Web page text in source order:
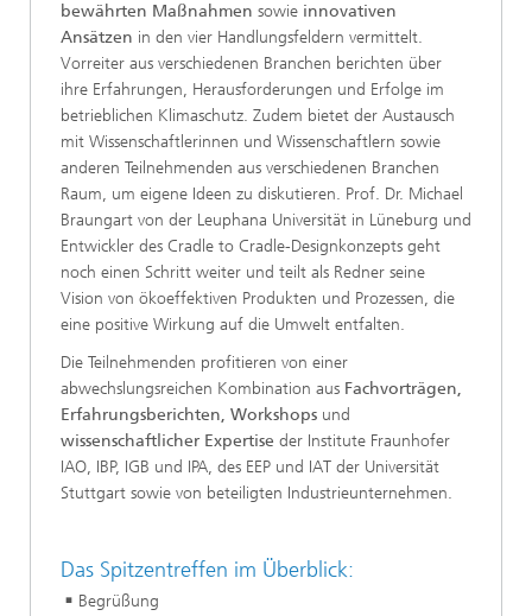
bewährten Maßnahmen sowie innovativen
Ansätzen in den vier Handlungsfeldern vermittelt.
Vorreiter aus verschiedenen Branchen berichten über
ihre Erfahrungen, Herausforderungen und Erfolge im
betrieblichen Klimaschutz. Zudem bietet der Austausch
mit Wissenschaftlerinnen und Wissenschaftlern sowie
anderen Teilnehmenden aus verschiedenen Branchen
Raum, um eigene Ideen zu diskutieren. Prof. Dr. Michael
Braungart von der Leuphana Universität in Lüneburg und
Entwickler des Cradle to Cradle-Designkonzepts geht
noch einen Schritt weiter und teilt als Redner seine
Vision von ökoeffektiven Produkten und Prozessen, die
eine positive Wirkung auf die Umwelt entfalten.
Die Teilnehmenden profitieren von einer
abwechslungsreichen Kombination aus Fachvorträgen,
Erfahrungsberichten, Workshops und
wissenschaftlicher Expertise der Institute Fraunhofer
IAO, IBP, IGB und IPA, des EEP und IAT der Universität
Stuttgart sowie von beteiligten Industrieunternehmen.
Das Spitzentreffen im Überblick:
Begrüßung